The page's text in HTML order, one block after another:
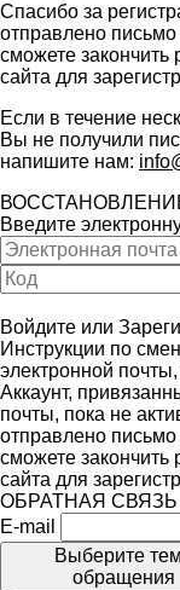
Спасибо за
отправлено
сможете закончить
сайта для
Если в течение
Вы не получили
напишите нам:
Введите
Войдите или
Инструкции по
электронной
Аккаунт,
почты, пока не
отправлено
сможете закончить
сайта для
ОБРАТНАЯ СВЯЗЬ
E-mail
Выберите
обращения